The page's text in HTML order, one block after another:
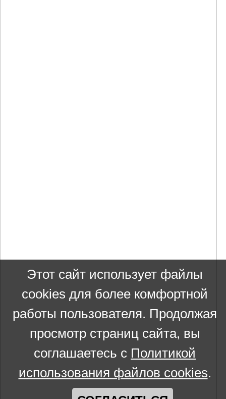
Этот сайт использует файлы
cookies для более комфортной
работы пользователя. Продолжая
просмотр страниц сайта, вы
соглашаетесь с Политикой
использования файлов cookies.